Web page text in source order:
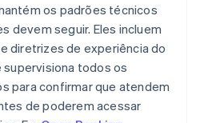
os padrões técnicos
devem seguir. Eles incluem
diretrizes de experiência do
supervisiona todos os
para confirmar que atendem
de poderem acessar